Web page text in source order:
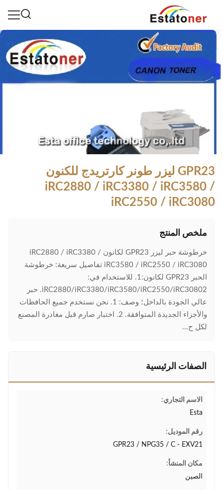
GPR23 ليزر طونر كارتريدج للكنون
iRC2880 / iRC3380 / iRC3580 /
iRC2550 / iRC3080
ملخص المنتج
خرطوشة حبر ليزر GPR23 لكانون iRC2880 / iRC3380 /
iRC3580 / iRC2550 / iRC3080 تفاصيل سريعة: خرطوشة
الحبر GPR23 لكانون:1. للاستخدام في:
iRC2880/iRC3380/iRC3580/iRC2550/iRC30802. حبر
عالي الجودة بالداخل؛ وصف: 1. نحن نستخدم جميع الحافظات
والأجزاء الجديدة المتوافقة. 2. اختبار صارم قبل مغادرة المصنع
لكل ح...
الصفات الرئيسية
الاسم التجاري:
Esta
رقم الموديل:
GPR23 / NPG35 / C - EXV21
مكان المنشأ:
الصين